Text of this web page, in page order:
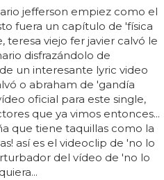
jefferson empiez como el
fuera un capítulo de 'física
teresa viejo fer javier calvó le
disfrazándolo de
un interesante lyric video
o abraham de 'gandía
oficial para este single,
que ya vimos entonces...
que tiene taquillas como la
así es el videoclip de 'no lo
del vídeo de 'no lo